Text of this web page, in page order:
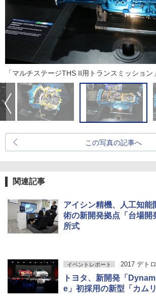
「マルチステージTHS II用トランスミッション
この写真の記事へ
関連記事
アイシン精機、人工知能
術の新開発拠点「台場開
所式
イベントレポート 2017 デト
トヨタ、新開発「
e」初採用の新型「カム